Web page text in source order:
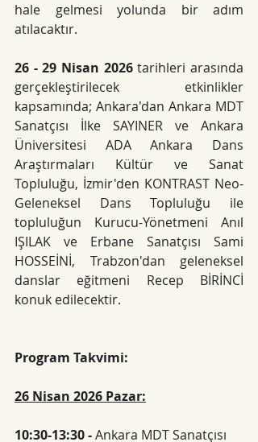
hale gelmesi yolunda bir adım
atılacaktır.
26 - 29 Nisan 2026 tarihleri arasında
gerçekleştirilecek etkinlikler
kapsamında; Ankara'dan Ankara MDT
Sanatçısı İlke SAYINER ve Ankara
Üniversitesi ADA Ankara Dans
Araştırmaları Kültür ve Sanat
Topluluğu, İzmir'den KONTRAST Neo-
Geleneksel Dans Topluluğu ile
topluluğun Kurucu-Yönetmeni Anıl
IŞILAK ve Erbane Sanatçısı Sami
HOSSEİNİ, Trabzon'dan geleneksel
danslar eğitmeni Recep BİRİNCİ
konuk edilecektir.
Program Takvimi:
26 Nisan 2026 Pazar:
10:30-13:30 - Ankara MDT Sanatçısı